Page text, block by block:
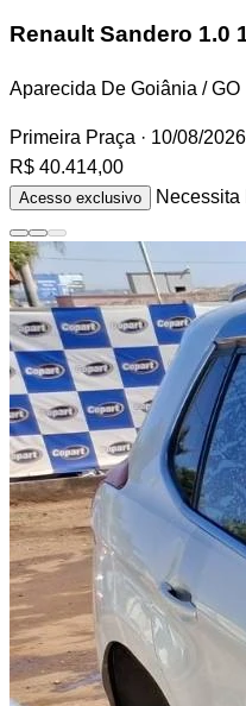
Renault Sandero 1.0
Aparecida De Goiânia / GO
Primeira Praça · 10/08/2026
R$ 40.414,00
Acesso exclusivo Necessita